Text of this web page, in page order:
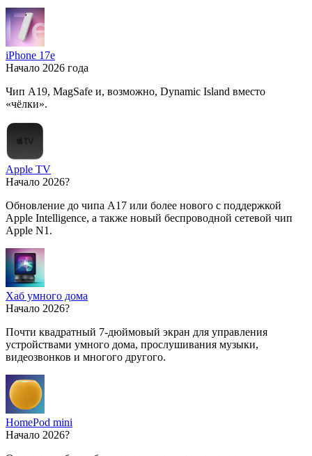
iPhone 17e
Начало 2026 года
Чип A19, MagSafe и, возможно, Dynamic Island вместо
«чёлки».
Apple TV
Начало 2026?
Обновление до чипа A17 или более нового с поддержкой
Apple Intelligence, а также новый беспроводной сетевой чип
Apple N1.
Хаб умного дома
Начало 2026?
Почти квадратный 7-дюймовый экран для управления
устройствами умного дома, прослушивания музыки,
видеозвонков и многого другого.
HomePod mini
Начало 2026?